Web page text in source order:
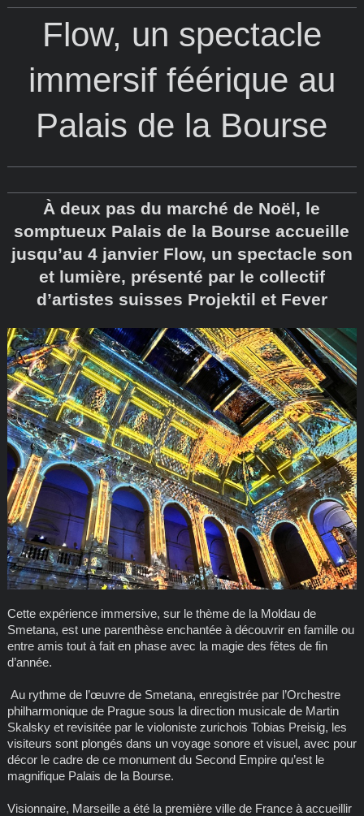
Flow, un spectacle
immersif féérique au
Palais de la Bourse
À deux pas du marché de Noël, le
somptueux Palais de la Bourse accueille
jusqu’au 4 janvier Flow, un spectacle son
et lumière, présenté par le collectif
d’artistes suisses Projektil et Fever
Cette expérience immersive, sur le thème de la Moldau de
Smetana, est une parenthèse enchantée à découvrir en famille ou
entre amis tout à fait en phase avec la magie des fêtes de fin
d’année.
Au rythme de l’œuvre de Smetana, enregistrée par l’Orchestre
philharmonique de Prague sous la direction musicale de Martin
Skalsky et revisitée par le violoniste zurichois Tobias Preisig, les
visiteurs sont plongés dans un voyage sonore et visuel, avec pour
décor le cadre de ce monument du Second Empire qu’est le
magnifique Palais de la Bourse.
Visionnaire, Marseille a été la première ville de France à accueillir